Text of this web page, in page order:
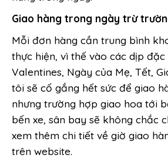
Giao hàng trong ngày trừ
Mỗi đơn hàng cần trung bình
thực hiện, vì thế vào các dịp
Valentines, Ngày của Mẹ, Tết,
tôi sẽ cố gắng hết sức để giao
nhưng trường hợp giao hoa tới
bến xe, sân bay sẽ không chắc
xem thêm chi tiết về giờ giao
trên website.